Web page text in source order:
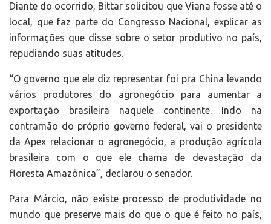
Diante do ocorrido, Bittar solicitou que Viana fosse até o
local, que faz parte do Congresso Nacional, explicar as
informações que disse sobre o setor produtivo no país,
repudiando suas atitudes.
“O governo que ele diz representar foi pra China levando
vários produtores do agronegócio para aumentar a
exportação brasileira naquele continente. Indo na
contramão do próprio governo federal, vai o presidente
da Apex relacionar o agronegócio, a produção agrícola
brasileira com o que ele chama de devastação da
floresta Amazônica”, declarou o senador.
Para Márcio, não existe processo de produtividade no
mundo que preserve mais do que o que é feito no país,